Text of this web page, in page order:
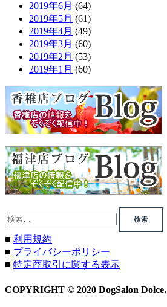
2019年6月 (64)
2019年5月 (61)
2019年4月 (49)
2019年3月 (60)
2019年2月 (53)
2019年1月 (60)
検
索:
■ 利用規約
■ プライバシーポリシー
■ 特定商取引に関する表示
COPYRIGHT © 2020 DogSalon Dolce.